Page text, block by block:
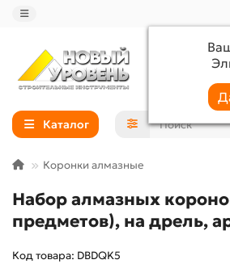
Каталог
Коронки алмазные
Набор алмазных
предметов), на дрель,
Код товара: DBDQK5